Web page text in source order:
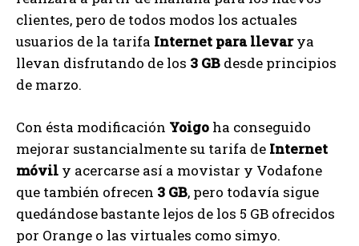
clientes, pero de todos modos los actuales
usuarios de la tarifa Internet para llevarya
llevan disfrutando de los 3 GB desde principios
de marzo.
Con ésta modificación Yoigo ha conseguido
mejorar sustancialmente su tarifa de Internet
móvil y acercarse así a movistar y Vodafone
que también ofrecen 3 GB, pero todavía sigue
quedándose bastante lejos de los 5 GB ofrecidos
por Orange o las virtuales como simyo.